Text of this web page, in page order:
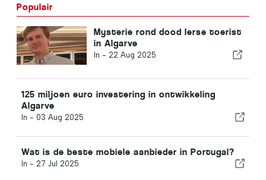
Populair
Mysterie rond dood Ierse toerist
in Algarve
In - 22 Aug 2025
125 miljoen euro investering in ontwikkeling
Algarve
In - 03 Aug 2025
Wat is de beste mobiele aanbieder in Portugal?
In - 27 Jul 2025